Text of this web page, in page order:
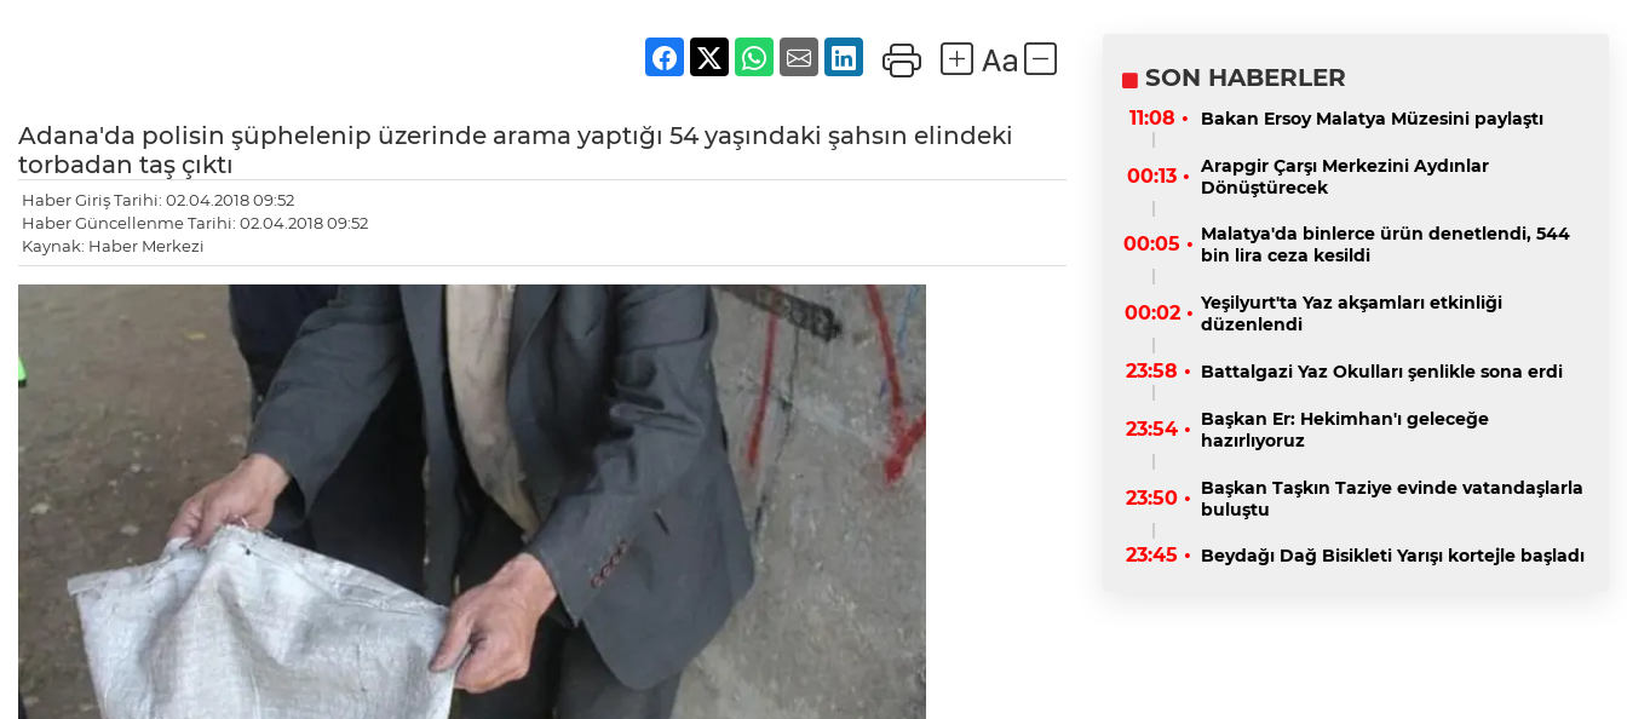
Adana'da polisin şüphelenip üzerinde arama yaptığı 54 yaşındaki şahsın elindeki
torbadan taş çıktı
Haber Giriş Tarihi: 02.04.2018 09:52
Haber Güncellenme Tarihi: 02.04.2018 09:52
Kaynak: Haber Merkezi
SON HABERLER
11:08 • Bakan Ersoy Malatya Müzesini paylaştı
00:13 • Arapgir Çarşı Merkezini Aydınlar
Dönüştürecek
00:05 • Malatya'da binlerce ürün denetlendi, 544
bin lira ceza kesildi
00:02 • Yeşilyurt'ta Yaz akşamları etkinliği
düzenlendi
23:58 • Battalgazi Yaz Okulları şenlikle sona erdi
23:54 • Başkan Er: Hekimhan'ı geleceğe
hazırlıyoruz
23:50 • Başkan Taşkın Taziye evinde vatandaşlarla
buluştu
23:45 • Beydağı Dağ Bisikleti Yarışı kortejle başladı